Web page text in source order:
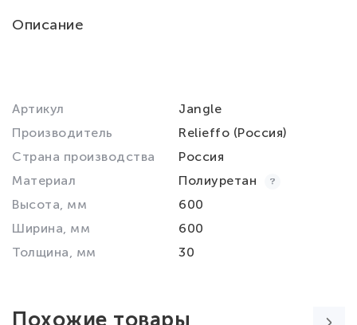
Описание
Артикул
Jangle
Производитель
Relieffo (Россия)
Страна производства
Россия
Материал
Полиуретан
Высота, мм
600
Ширина, мм
600
Толщина, мм
30
Похожие товары